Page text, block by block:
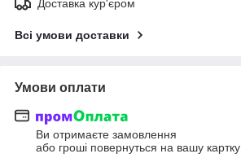
Доставка кур'єром
Всі умови доставки
Умови оплати
Ви отримаєте замовлення
або гроші повернуться на вашу картку